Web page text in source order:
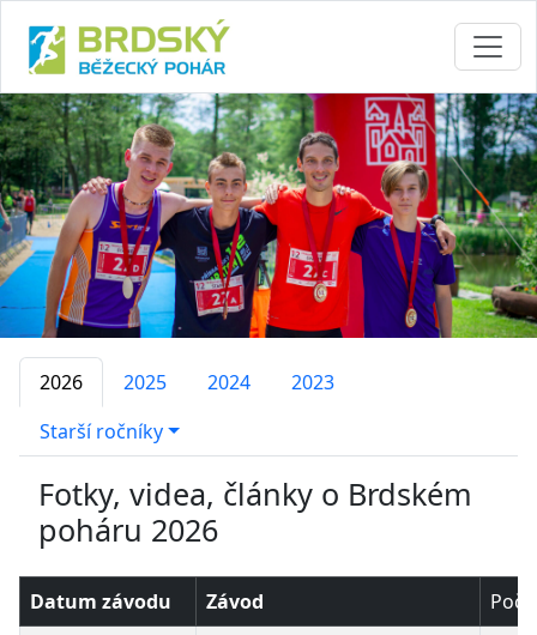
2026 2025 2024
2023
Starší ročníky
Fotky, videa, články o Brdském
poháru 2026
Datum závodu Závod